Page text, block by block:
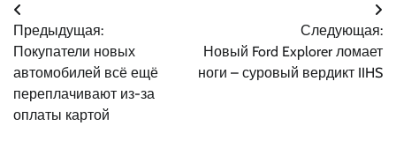
Навигация
по
записям
Предыдущая:
Покупатели новых
автомобилей всё ещё
переплачивают из-за
оплаты картой
Следующая:
Новый Ford Explorer ломает
ноги – суровый вердикт IIHS